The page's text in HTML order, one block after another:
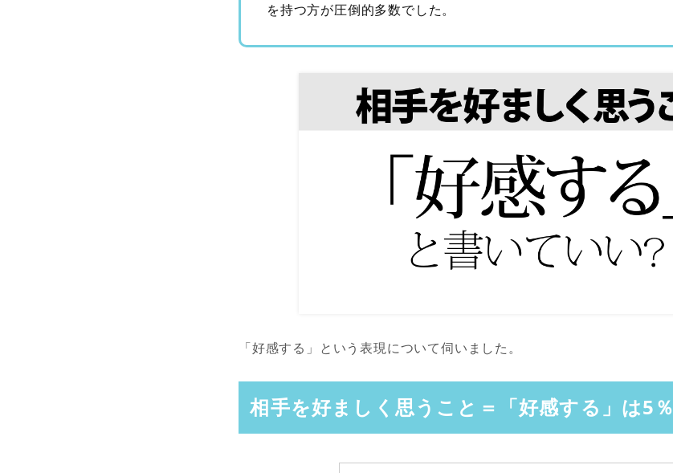
を持つ方が圧倒的多数でした。
「好感する」という表現について伺いました。
相手を好ましく思うこと＝「好感する」は5％